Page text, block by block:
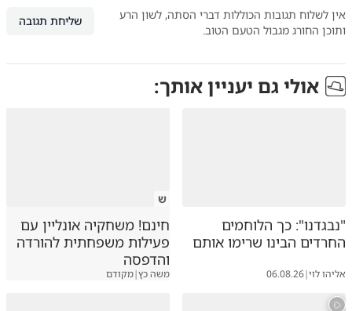
אין לשלוח תגובות הכוללות דברי הסתה, לשון הרע
ותוכן החורג מגבול הטעם הטוב.
שליחת תגובה
אולי גם יעניין אותך:
"נבגדנו": כך הלוחמים
החרדים הבינו שרימו אותם
אליהו לוי|
06.08.26
ש
חינם! משחקיה אונליין עם
פעילות משפחתית להורדה
והדפסה
משה כץ|מקודם